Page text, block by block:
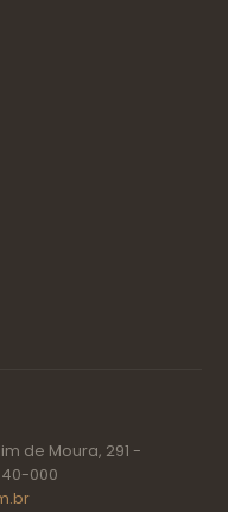
de Moura, 291 -
000